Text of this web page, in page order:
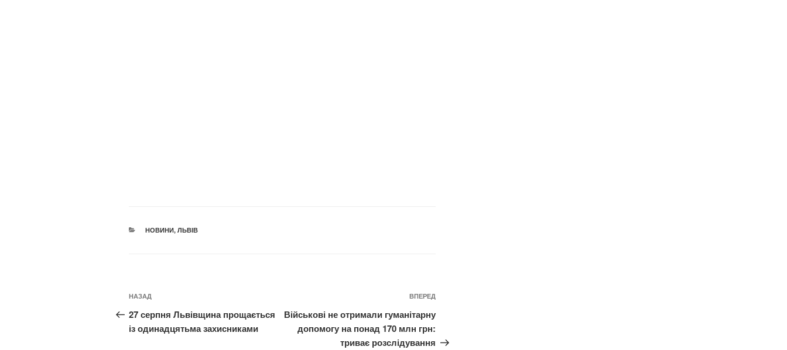
КАТЕГОРІЇ
НОВИНИ, ЛЬВІВ
Навігація
записів
Попередній
запис:
НАЗАД
27 серпня Львівщина прощається
із одинадцятьма захисниками
Наступний
запис
ВПЕРЕД
Військові не отримали гуманітарну
допомогу на понад 170 млн грн:
триває розслідування